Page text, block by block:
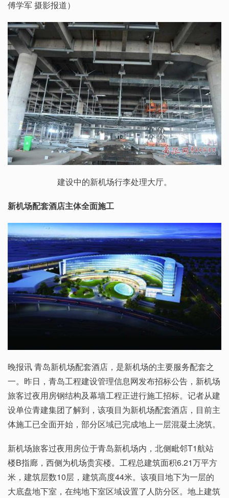
傅学军 摄影报道）
建设中的新机场行李处理大厅。
新机场配套酒店主体全面施工
晚报讯 青岛新机场配套酒店，是新机场的主要服务配套之
一。昨日，青岛工程建设管理信息网发布招标公告，新机场
旅客过夜用房钢结构及幕墙工程正进行施工招标。记者从建
设单位青建集团了解到，该项目为新机场配套酒店，目前主
体施工已全面开始，部分区域已完成地上一层混凝土浇筑。
新机场旅客过夜用房位于青岛新机场内，北侧毗邻T1航站
楼B指廊，西侧为机场贵宾楼。工程总建筑面积6.21万平方
米，建筑层数10层，建筑高度44米。该项目地下为一层的
大底盘地下室，在纯地下室区域设置了人防分区。地上建筑